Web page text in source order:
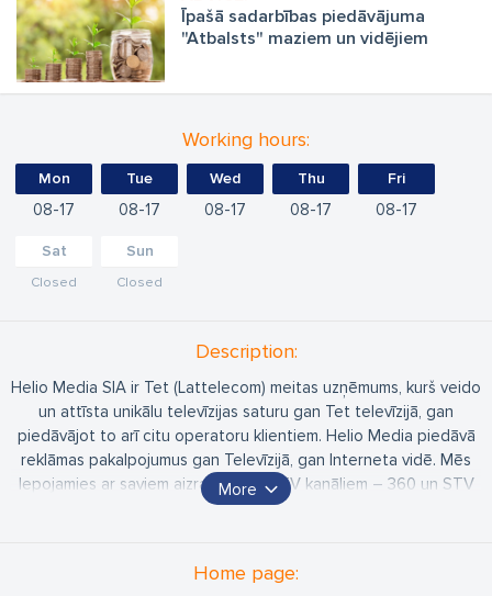
Īpašā sadarbības piedāvājuma
"Atbalsts" maziem un vidējiem
Working hours:
Mon
08 17
Tue
08 17
Wed
08 17
Thu
08 17
Fri
08 17
Sat
Closed
Sun
Closed
Description:
Helio Media SIA ir Tet (Lattelecom) meitas uzņēmums, kurš veido
un attīsta unikālu televīzijas saturu gan Tet televīzijā, gan
piedāvājot to arī citu operatoru klientiem. Helio Media piedāvā
reklāmas pakalpojumus gan Televīzijā, gan Interneta vidē. Mēs
lepojamies ar saviem aizraujošajiem TV kanāliem – 360 un STV
Pirmā!, ko iemīļojuši pašmāju skatītāji, kā arī ar lielāko un
padomus un ieteikumus.
More
Home page: